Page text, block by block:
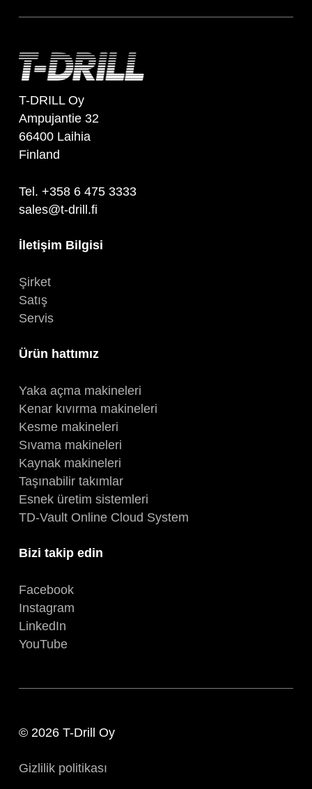
T-DRILL Oy
Ampujantie 32
66400 Laihia
Finland
Tel. +358 6 475 3333
sales@t-drill.fi
İletişim Bilgisi
Şirket
Satış
Servis
Ürün hattımız
Yaka açma makineleri
Kenar kıvırma makineleri
Kesme makineleri
Sıvama makineleri
Kaynak makineleri
Taşınabilir takımlar
Esnek üretim sistemleri
TD-Vault Online Cloud System
Bizi takip edin
Facebook
Instagram
LinkedIn
YouTube
© 2026 T-Drill Oy
Gizlilik politikası